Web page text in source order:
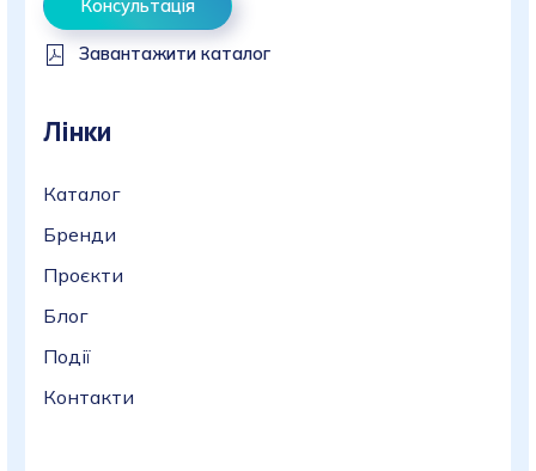
Консультація
Завантажити каталог
Лінки
Каталог
Бренди
Проєкти
Блог
Події
Контакти